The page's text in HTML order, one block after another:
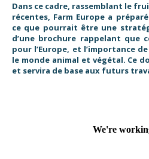
Dans ce cadre, rassemblant le
récentes, Farm Europe a
ce que pourrait être une
d’une brochure rappelant que
pour l’Europe, et l’importance
le monde animal et végétal. Ce
et servira de base aux futurs